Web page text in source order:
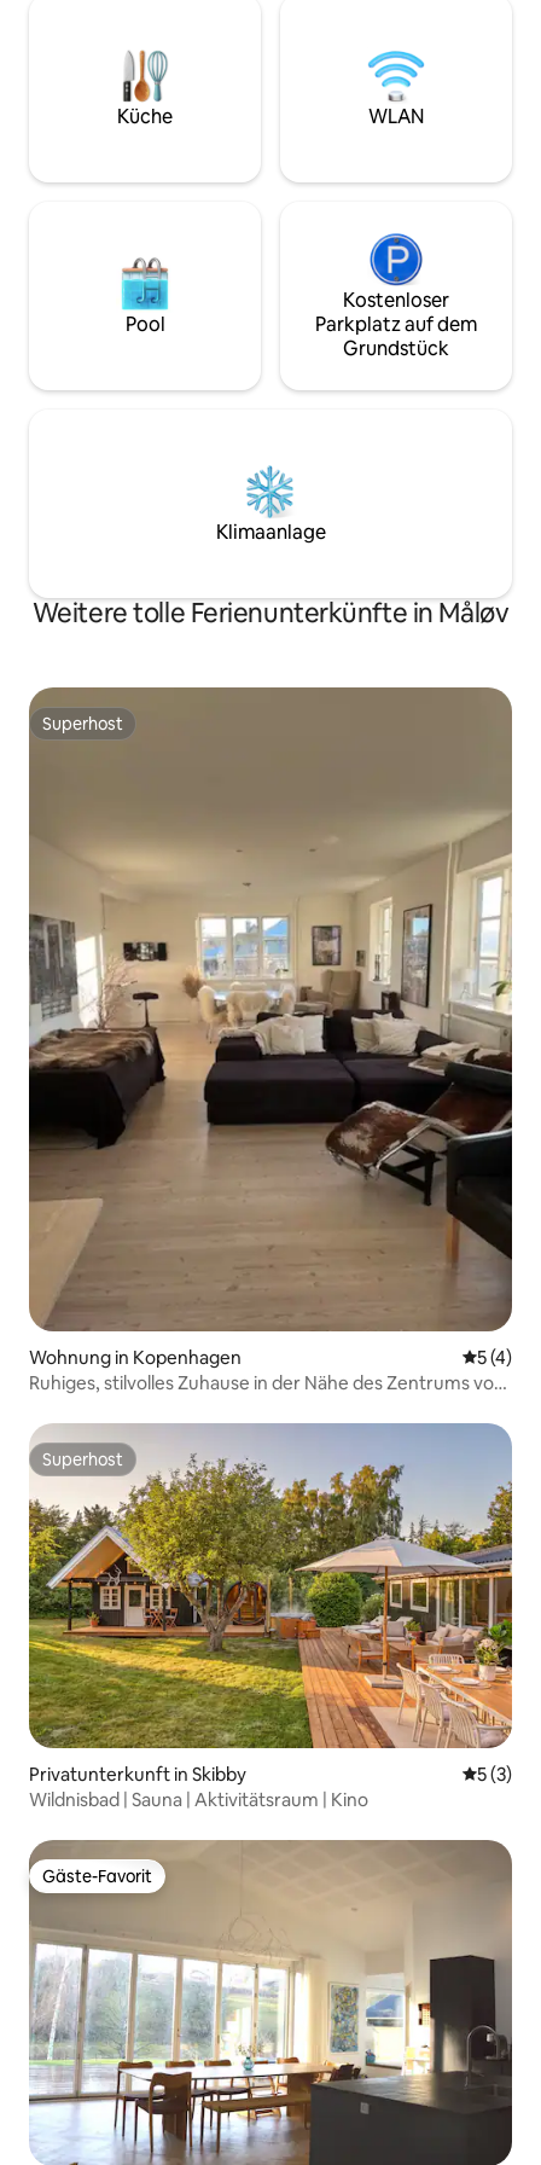
Früher Check-in und später Check-out
(auf Anfrage gegen Aufpreis) • Jede
Unterkunft wird vor deiner Ankunft
Verkehrsmittel,
Stadtzentrum,
kulturelle
Chauffeur-
Küche WLAN
Pool
Kostenloser
Parkplatz auf dem
Grundstück
Klimaanlage
Weitere tolle Ferienunterkünfte in Måløv
Superhost
Superhost
Wohnung in Kopenhagen
5 (4)
Ruhiges, stilvolles Zuhause in der Nähe des Zentrums von
Superhost
Superhost
Privatunterkunft in Skibby
5 (3)
Wildnisbad | Sauna | Aktivitätsraum | Kino
Gäste-Favorit
Gäste-Favorit